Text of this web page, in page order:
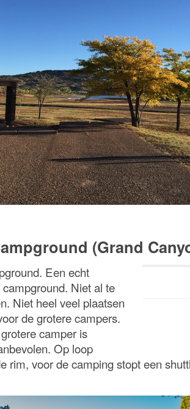
(Grand
Een echt
Niet al te
Niet heel veel plaatsen
de grotere campers.
camper is
Op loop
rim, voor de camping stopt een